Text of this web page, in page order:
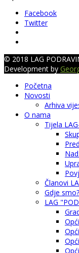
Facebook
Twitter
© 2018 LAG
Development by
Početna
Novosti
Arhiva
O nama
Tijela
Članovi
Gdje smo?
LAG